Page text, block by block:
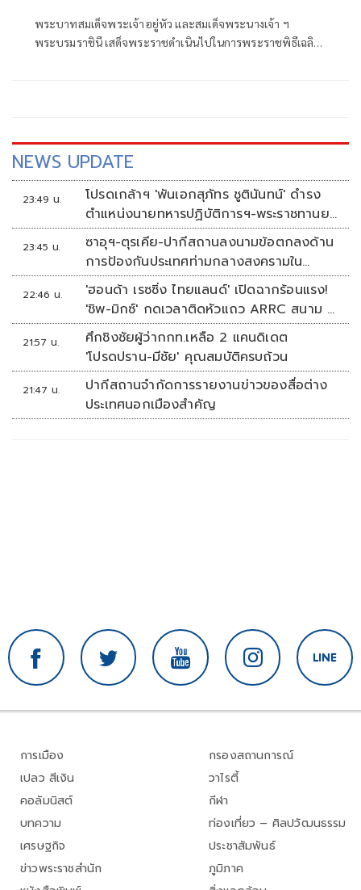
พระบาทสมเด็จพระเจ้าอยู่หัว และสมเด็จพระนางเจ้า ฯ
พระบรมราชินี เสด็จพระราชดำเนินไปในการพระราชพิธีเฉลิม
NEWS UPDATE
23:49 น.
โปรดเกล้าฯ 'พันเอกสุภัทร ชูตินันทน์' ดำรง
ตำแหน่งนายทหารปฏิบัติการฯ-พระราชทานยศ
'พลตรี'
23:45 น.
ซาอุฯ-ตุรเคีย-ปากีสถานลงนามข้อตกลงด้าน
การป้องกันประเทศท่ามกลางสงครามใน
ภูมิภาค
22:46 น.
'ฮอนด้า เรซซิ่ง ไทยแลนด์' เปิดฉากร้อนแรง!
'ชิพ-มิกซ์' กดเวลาติดหัวแถว ARRC สนาม 4
ที่มัลดาลิกา
21:57 น.
ศึกชิงชัยผู้ว่ากกท.เหลือ 2 แคนดิเดต
'โปรดปราน-มีชัย' คุณสมบัติครบถ้วน
21:47 น.
ปากีสถานจำกัดการรายงานข่าวของสื่อต่าง
ประเทศนอกเมืองสำคัญ
การเมือง
เปลว สีเงิน
คอลัมนิสต์
บทความ
เศรษฐกิจ
ข่าวพระราชสำนัก
กรองสถานการณ์
วาไรตี้
กีฬา
ท่องเที่ยว – ศิลปวัฒนธรรม
ประชาสัมพันธ์
ภูมิภาค